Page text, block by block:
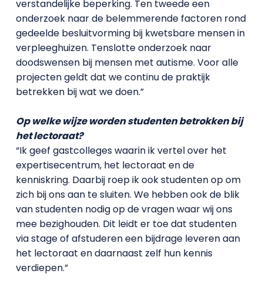
verstandelijke beperking. Ten tweede een
onderzoek naar de belemmerende factoren rond
gedeelde besluitvorming bij kwetsbare mensen in
verpleeghuizen. Tenslotte onderzoek naar
doodswensen bij mensen met autisme. Voor alle
projecten geldt dat we continu de praktijk
betrekken bij wat we doen.”
Op welke wijze worden studenten betrokken bij
het lectoraat?
“Ik geef gastcolleges waarin ik vertel over het
expertisecentrum, het lectoraat en de
kenniskring. Daarbij roep ik ook studenten op om
zich bij ons aan te sluiten. We hebben ook de blik
van studenten nodig op de vragen waar wij ons
mee bezighouden. Dit leidt er toe dat studenten
via stage of afstuderen een bijdrage leveren aan
het lectoraat en daarnaast zelf hun kennis
verdiepen.”